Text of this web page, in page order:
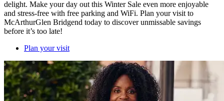
delight. Make your day out this Winter Sale even more enjoyable
and stress-free with free parking and WiFi. Plan your visit to
McArthurGlen Bridgend today to discover unmissable savings
before it’s too late!
Plan your visit